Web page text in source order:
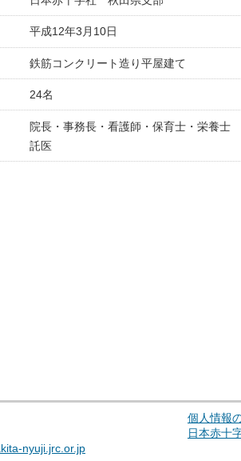
平成12年3月10日
鉄筋コンクリート造り平屋建て
24名
院長・事務長・看護師・保育士・栄養
託医
個人情報
日本赤十
nyuji.jrc.or.jp